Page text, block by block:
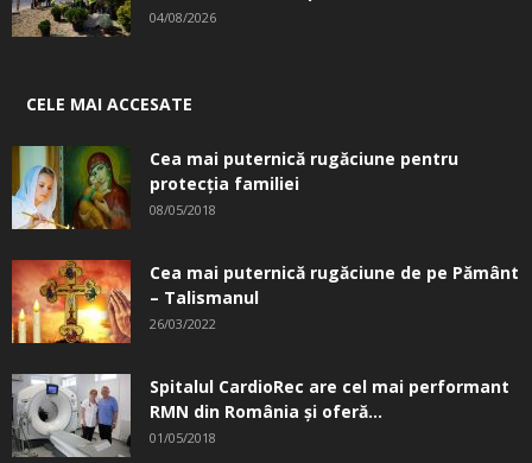
04/08/2026
CELE MAI ACCESATE
Cea mai puternică rugăciune pentru
protecția familiei
08/05/2018
Cea mai puternică rugăciune de pe Pământ
– Talismanul
26/03/2022
Spitalul CardioRec are cel mai performant
RMN din România și oferă...
01/05/2018